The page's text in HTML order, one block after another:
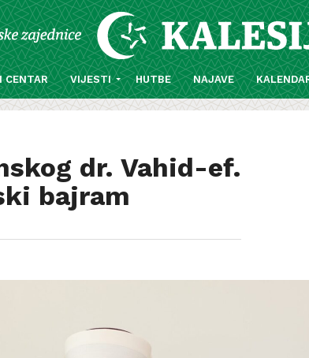
CENTAR VIJESTI HUTBE NAJAVE
dr. Vahid-ef.
bajram